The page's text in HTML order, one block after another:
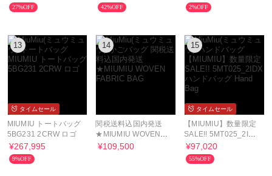
27%OFF 42%OFF 2%OFF
13
タイムセール
MIUMIU トートバッグ
5BG231 2CRW ロゴ
¥267,995
9%OFF
14
関税送料込国内発送
★MIUMIU WOVEN
FABRIC BAG
¥109,500
15
タイムセール
【MIUMIU】数量限定
SALE!! 5MT025_2IDX
ハンドバッグ Hand
Bag
¥97,020
55%OFF